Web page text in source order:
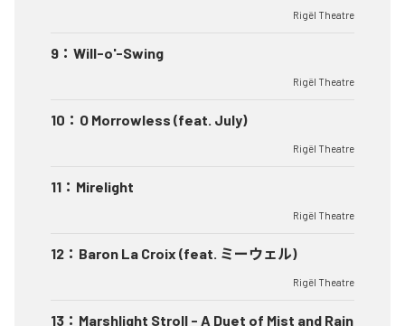
Rigël Theatre
9 ： Will-o'-Swing
Rigël Theatre
10 ： O Morrowless (feat. July)
Rigël Theatre
11 ： Mirelight
Rigël Theatre
12 ： Baron La Croix (feat. ミーウェル)
Rigël Theatre
13 ： Marshlight Stroll - A Duet of Mist and Rain